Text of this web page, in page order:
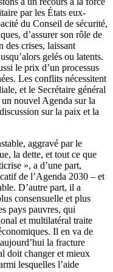
par les États eux-
du Conseil de sécurité,
d’assurer son rôle de
des crises, laissant
gelés ou latents.
le prix d’un processus
Les conflits nécessitent
et le Secrétaire général
nouvel Agenda sur la
sur la paix et la
aggravé par le
la dette, et tout ce que
», a d’une part,
de l’Agenda 2030 – et
D’autre part, il a
consensuelle et plus
pays pauvres, qui
et multilatéral traite
Il en va de
la fracture
doit changer et mieux
lesquelles l’aide